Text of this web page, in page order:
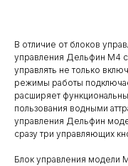
В отличие от блоков
управления Дельфин М4
управлять не только
режимы работы
расширяет
пользования водными
управления Дельфин
сразу три управляющих
Блок управления модели